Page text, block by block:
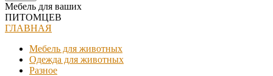
Мебель для ваших
ПИТОМЦЕВ
ГЛАВНАЯ
Мебель для животных
Одежда для животных
Разное